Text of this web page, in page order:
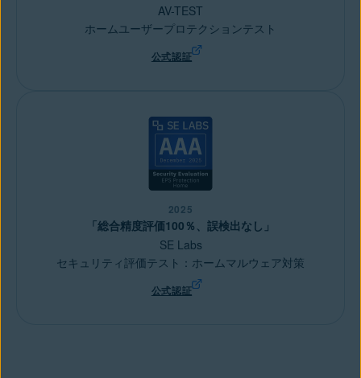
AV-TEST
ホームユーザープロテクションテスト
公式認証
2025
「総合精度評価100％、誤検出なし」
SE Labs
セキュリティ評価テスト：ホームマルウェア対策
公式認証